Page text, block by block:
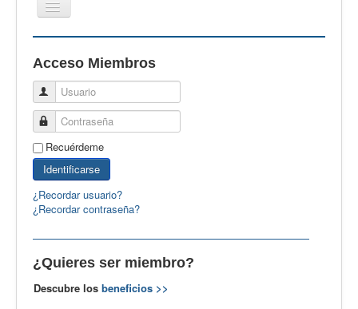
Cambiar
navegación
CertAcleB
Profesores Visitantes
Calidad
Artículos
Recursos
Observatorio EB
CIEB
Contacto
Acceso Miembros
Usuario
Contraseña
Recuérdeme
Identificarse
¿Recordar usuario?
¿Recordar contraseña?
¿Quieres ser miembro?
Descubre los beneficios >>